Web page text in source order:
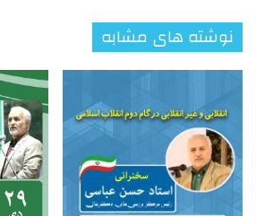
نوشته های مشابه